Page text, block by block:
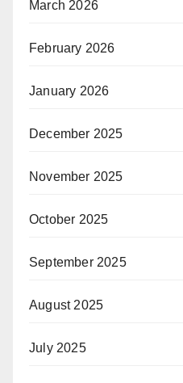
March 2026
February 2026
January 2026
December 2025
November 2025
October 2025
September 2025
August 2025
July 2025